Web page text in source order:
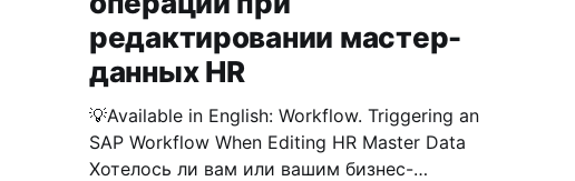
редактировании мастер-
данных HR
💡Available in English: Workflow. Triggering an
SAP Workflow When Editing HR Master Data
Хотелось ли вам или вашим бизнес-